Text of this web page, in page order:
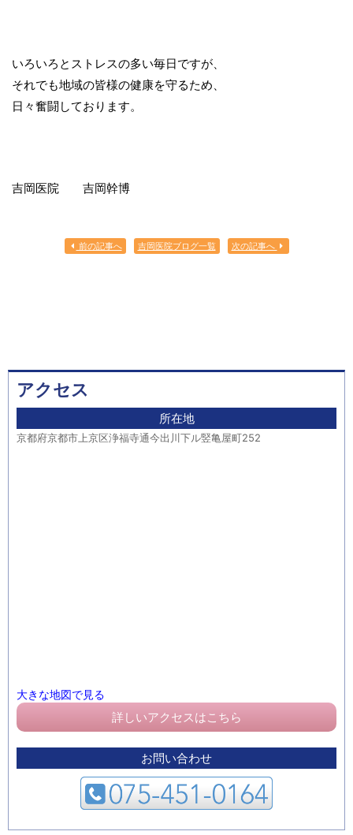
いろいろとストレスの多い毎日ですが、
それでも地域の皆様の健康を守るため、
日々奮闘しております。
吉岡医院 吉岡幹博
前の記事へ 吉岡医院ブログ一覧 次の記事へ
アクセス
所在地
京都府京都市上京区浄福寺通今出川下ル竪亀屋町252
大きな地図で見る
詳しいアクセスはこちら
お問い合わせ